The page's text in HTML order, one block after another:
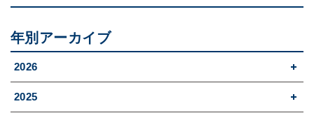
年別アーカイブ
2026
2025